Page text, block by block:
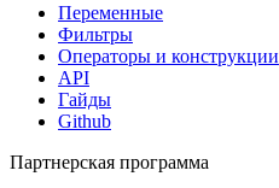
Переменные
Фильтры
Операторы и конструкции
API
Гайды
Github
Партнерская программа